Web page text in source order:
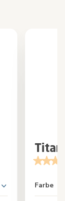
Titan
Farbe